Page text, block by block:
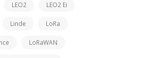
LEO2 LEO2 Ei
Linde LoRa
LoRaWAN